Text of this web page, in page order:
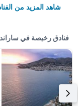
شاهد المزيد من
فنادق رخيصة في ساراند